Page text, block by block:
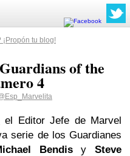
tu blog!
of the
4
el Editor Jefe de Marvel
serie de los Guardianes
Bendisy Steve